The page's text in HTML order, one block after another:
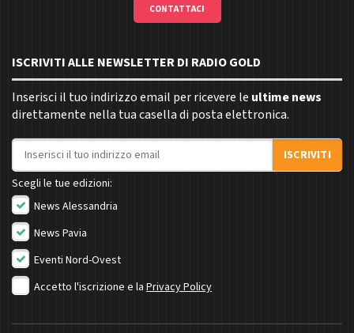
CONTATTACI
ISCRIVITI ALLE NEWSLETTER DI RADIO GOLD
Inserisci il tuo indirizzo email per ricevere le ultime news
direttamente nella tua casella di posta elettronica.
Indirizzo email
ISCRIVITI
Scegli le tue edizioni:
News Alessandria
News Pavia
Eventi Nord-Ovest
Accetto l'iscrizione e la Privacy Policy